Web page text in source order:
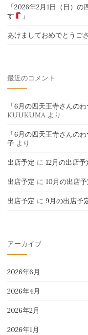
「2026年2月1日（日）
す
」
あけましておめでとうご
最近のコメント
「6月の四天王寺さんの
KUUKUMA より
「6月の四天王寺さんの
子 より
出店予定 に 12月の出店
出店予定 に 10月の出店
出店予定 に 9月の出店予
アーカイブ
2026年6月
2026年4月
2026年2月
2026年1月